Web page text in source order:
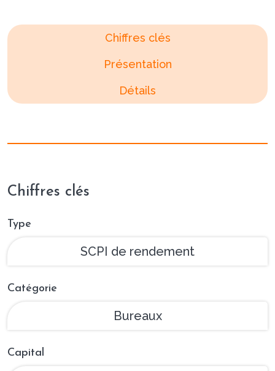
Chiffres clés
Présentation
Détails
Chiffres clés
Type
SCPI de rendement
Catégorie
Bureaux
Capital